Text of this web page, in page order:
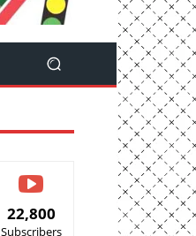
22,800
Subscribers